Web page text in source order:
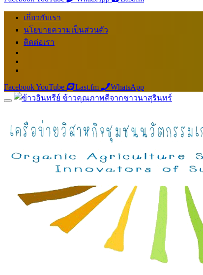
เกี่ยวกับเรา
นโยบายความเป็นส่วนตัว
ติดต่อเรา
FacebookYouTube Last.fm WhatsApp